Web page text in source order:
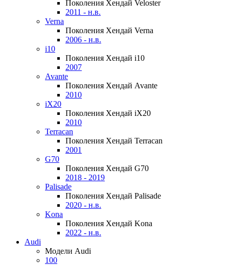
Поколения Хендай Veloster
2011 - н.в.
Verna
Поколения Хендай Verna
2006 - н.в.
i10
Поколения Хендай i10
2007
Avante
Поколения Хендай Avante
2010
iX20
Поколения Хендай iX20
2010
Terracan
Поколения Хендай Terracan
2001
G70
Поколения Хендай G70
2018 - 2019
Palisade
Поколения Хендай Palisade
2020 - н.в.
Kona
Поколения Хендай Kona
2022 - н.в.
Audi
Модели Audi
100